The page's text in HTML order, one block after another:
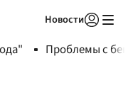
Новости
Проблемы с